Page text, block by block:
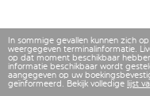
In sommige gevallen kunnen zich
weergegeven terminalinformatie.
op dat moment beschikbaar
informatie beschikbaar wordt
aangegeven op uw
geïnformeerd. Bekijk volledige lijst